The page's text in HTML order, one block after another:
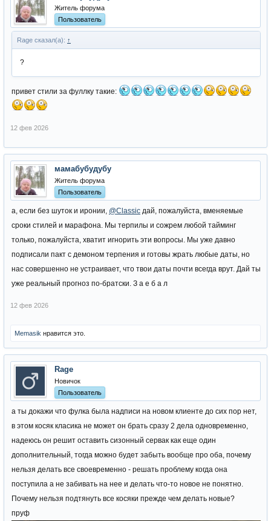
Территории 1 уровня (супер города - ГД, ГИ) - 80x80
По завершению Марафона Владений и подведения итогов - будет
произведена оценка внесенных изменений и их польза, возможен
возврат к предыдущим лимитам или их изменение.
Житель форума
Пользователь
Rage сказал(а): ↑
?
привет стили за фуллку такие:
12 фев 2026
мамабубудубу
Житель форума
Пользователь
а, если без шуток и иронии, @Classic дай, пожалуйста, вменяемые
сроки стилей и марафона. Мы терпилы и сожрем любой тайминг
только, пожалуйста, хватит игнорить эти вопросы. Мы уже давно
подписали пакт с демоном терпения и готовы жрать любые даты, но
нас совершенно не устраивает, что твои даты почти всегда врут. Дай ты
уже реальный прогноз по-братски. З а е б а л
12 фев 2026
Memasik нравится это.
Rage
Новичок
Пользователь
а ты докажи что фулка была надписи на новом клиенте до сих пор нет,
в этом косяк класика не может он брать сразу 2 дела одновременно,
надеюсь он решит оставить сизонный сервак как еще один
дополнительный, тогда можно будет забыть вообще про оба, почему
нельзя делать все своевременно - решать проблему когда она
поступила а не забивать на нее и делать что-то новое не понятно.
Почему нельзя подтянуть все косяки прежде чем делать новые?
пруф